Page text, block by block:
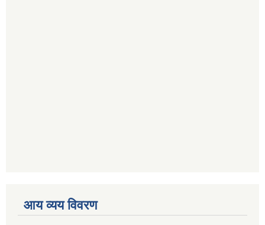
आय व्यय विवरण